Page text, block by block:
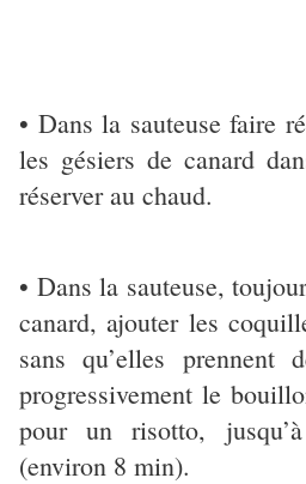
• Dans la sauteuse faire
les gésiers de canard
réserver au chaud.
• Dans la sauteuse,
canard, ajouter les
sans qu’elles prennent
progressivement le
pour un risotto,
(environ 8 min).